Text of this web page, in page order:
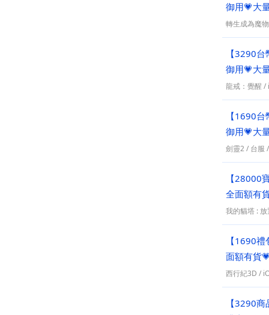
御用💗大
轉生成為魔物
【3290
御用💗大
龍戒：覺醒 /
【1690
御用💗大
劍靈2/ 台服
【28000
全面額有
我的貓塔 :
【1690
面額有貨
西行紀3D /
【3290